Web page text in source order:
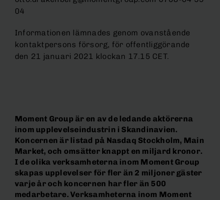
04
Informationen lämnades genom ovanstående
kontaktpersons försorg, för offentliggörande
den 21 januari 2021 klockan 17.15 CET.
Moment Group är en av de ledande aktörerna
inom upplevelseindustrin i Skandinavien.
Koncernen är listad på Nasdaq Stockholm, Main
Market, och omsätter knappt en miljard kronor.
I de olika verksamheterna inom Moment Group
skapas upplevelser för fler än 2 miljoner gäster
varje år och koncernen har fler än 500
medarbetare. Verksamheterna inom Moment